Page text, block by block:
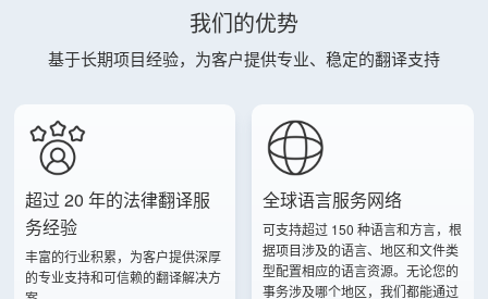
我们的优势
基于长期项目经验，为客户提供专业、稳定的翻译支持
超过 20 年的法律翻译服
务经验
丰富的行业积累，为客户提供深厚
的专业支持和可信赖的翻译解决方
全球语言服务网络
可支持超过 150 种语言和方言，根
据项目涉及的语言、地区和文件类
型配置相应的语言资源。无论您的
事务涉及哪个地区，我们都能通过